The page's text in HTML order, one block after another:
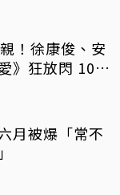
！徐康俊、安
》狂放閃 10年
月被爆「常不